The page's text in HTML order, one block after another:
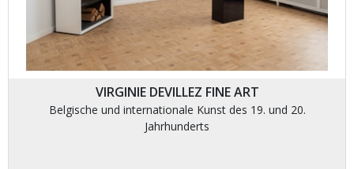
VIRGINIE DEVILLEZ FINE ART
Belgische und internationale Kunst des 19. und 20.
Jahrhunderts